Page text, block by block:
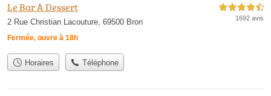
Le Bar A Dessert
2 Rue Christian Lacouture, 69500 Bron
Fermée, ouvre à 18h
4,5 étoiles sur 5
1692 avis
Horaires Téléphone